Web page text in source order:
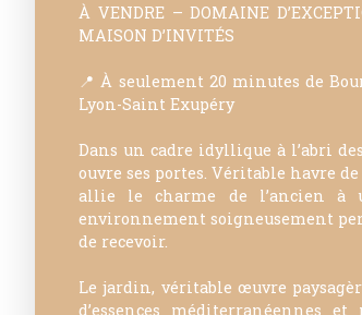
À VENDRE – DOMAINE
MAISON D’INVITÉS
📍 À seulement 20 minutes de
Lyon-Saint Exupéry
Dans un cadre idyllique à l’abri
ouvre ses portes. Véritable havre
allie le charme de l’ancien à
environnement soigneusement
de recevoir.
Le jardin, véritable œuvre
d’essences méditerranéennes